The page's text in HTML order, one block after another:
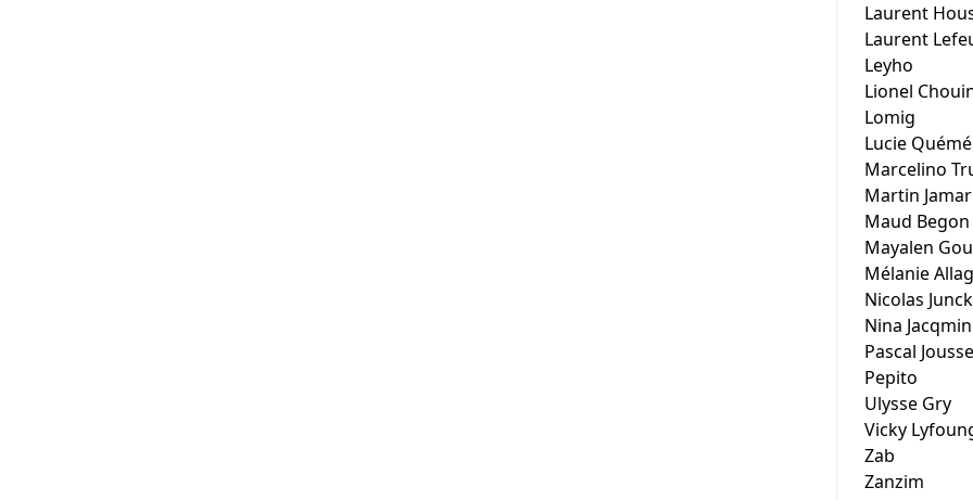
Laurent
Laurent
Leyho
Lionel
Lomig
Lucie
Marcelino
Martin Jamar
Maud Begon
Mayalen
Mélanie Allag
Nicolas
Nina Jacqmin
Pascal
Pepito
Ulysse Gry
Vicky
Zab
Zanzim